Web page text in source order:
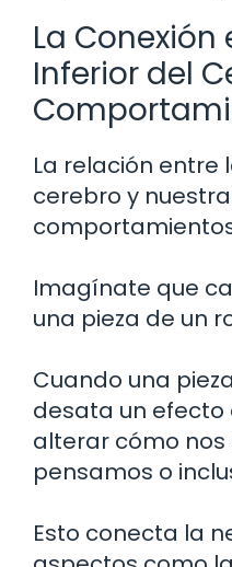
La
Inferior del
La relación entre
cerebro y
Imagínate que
una pieza de un
Cuando una
desata un efecto
alterar cómo
pensamos o
Esto conecta la